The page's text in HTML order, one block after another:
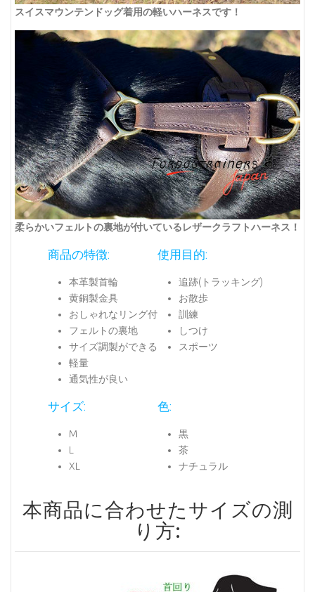
スイスマウンテンドッグ着用の軽いハーネスです！
柔らかいフェルトの裏地が付いているレザークラフトハーネス！
商品の特徴:
本革製首輪
黄銅製金具
おしゃれなリング付
フェルトの裏地
サイズ調製ができる
軽量
通気性が良い
使用目的:
追跡(トラッキング)
お散歩
訓練
しつけ
スポーツ
サイズ:
M
L
XL
色:
黒
茶
ナチュラル
本商品に合わせたサイズの測
り方: